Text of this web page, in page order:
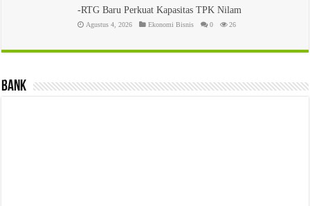
-RTG Baru Perkuat Kapasitas TPK Nilam
Agustus 4, 2026 Ekonomi Bisnis 0 26
Bank